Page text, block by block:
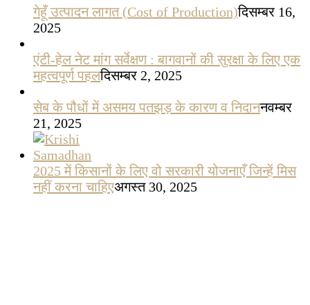
गेहूँ उत्पादन लागत (Cost of Production)दिसम्बर 16,
2025
एंटी-हेल नेट मांग सर्वेक्षण : बागवानों की सुरक्षा के लिए एक
महत्वपूर्ण पहलदिसम्बर 2, 2025
सेब के पौधों में असमय पतझड़ के कारण व निदाननवम्बर
21, 2025
2025 में किसानों के लिए वो सरकारी योजनाएँ जिन्हें मिस
नहीं करना चाहिएअगस्त 30, 2025